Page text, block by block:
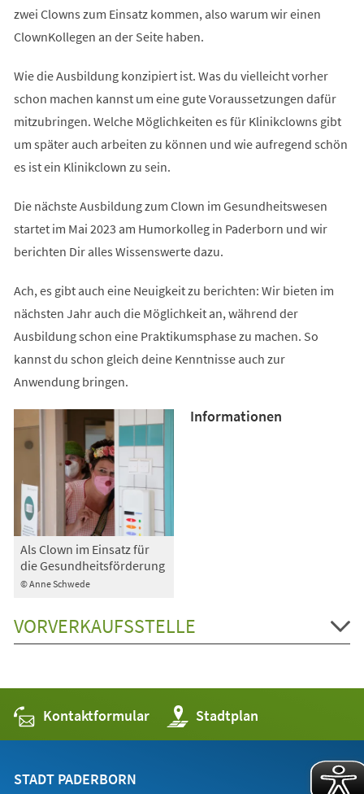
zwei Clowns zum Einsatz kommen, also warum wir einen
ClownKollegen an der Seite haben.
Wie die Ausbildung konzipiert ist. Was du vielleicht vorher
schon machen kannst um eine gute Voraussetzungen dafür
mitzubringen. Welche Möglichkeiten es für Klinikclowns gibt
um später auch arbeiten zu können und wie aufregend schön
es ist ein Klinikclown zu sein.
Die nächste Ausbildung zum Clown im Gesundheitswesen
startet im Mai 2023 am Humorkolleg in Paderborn und wir
berichten Dir alles Wissenswerte dazu.
Ach, es gibt auch eine Neuigkeit zu berichten: Wir bieten im
nächsten Jahr auch die Möglichkeit an, während der
Ausbildung schon eine Praktikumsphase zu machen. So
kannst du schon gleich deine Kenntnisse auch zur
Anwendung bringen.
© Anne Schwede
Als Clown im Einsatz für
die Gesundheitsförderung
Informationen
VORVERKAUFSSTELLE
Kontaktformular Stadtplan
(Öffnet
in
einem
STADT PADERBORN